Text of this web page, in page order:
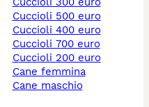
cuccioli 500 euro
cuccioli 400 euro
cuccioli 700 euro
cuccioli 200 euro
cane femmina
cane maschio